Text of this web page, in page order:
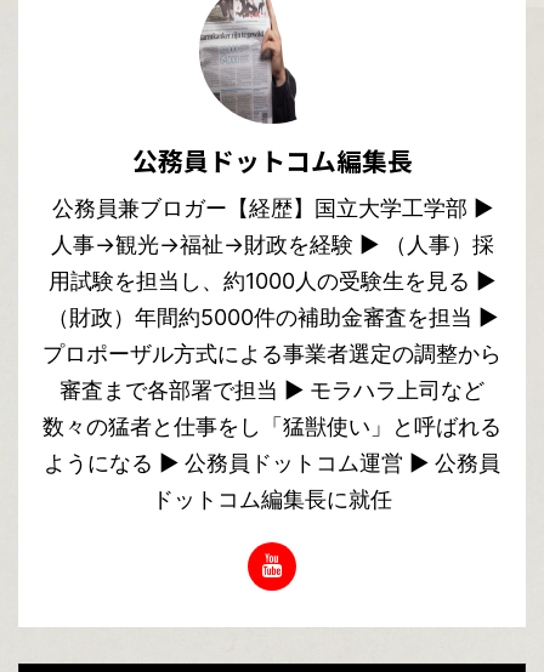
公務員ドットコム編集長
公務員兼ブロガー【経歴】国立大学工学部 ▶︎
人事→観光→福祉→財政を経験 ▶︎ （人事）採
用試験を担当し、約1000人の受験生を見る ▶︎
（財政）年間約5000件の補助金審査を担当 ▶︎
プロポーザル方式による事業者選定の調整から
審査まで各部署で担当 ▶︎ モラハラ上司など
数々の猛者と仕事をし「猛獣使い」と呼ばれる
ようになる ▶︎ 公務員ドットコム運営 ▶︎ 公務員
ドットコム編集長に就任